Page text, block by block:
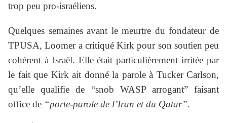
trop peu pro-israéliens.
Quelques semaines avant le meurtre du fondateur de
TPUSA, Loomer a critiqué Kirk pour son soutien peu
cohérent à Israël. Elle était particulièrement irritée par
le fait que Kirk ait donné la parole à Tucker Carlson,
qu’elle qualifie de “snob WASP arrogant” faisant
office de “porte-parole de l’Iran et du Qatar”.